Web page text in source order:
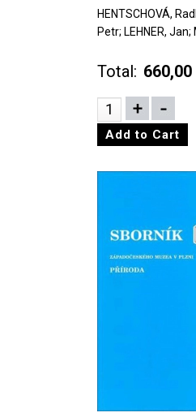
HENTSCHOVÁ,
Petr; LEHNER, Jan;
Total: 660,00